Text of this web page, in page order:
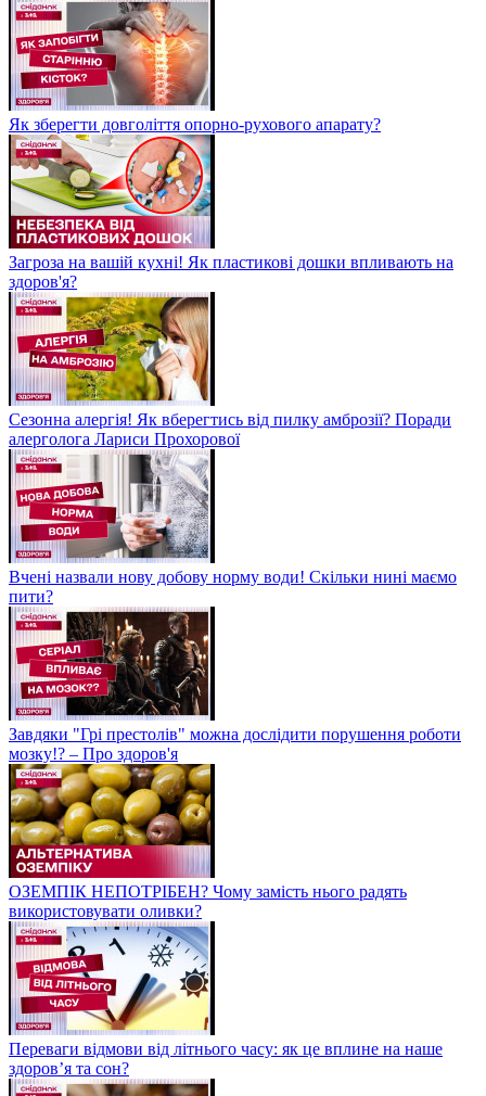
Як зберегти довголіття опорно-рухового апарату?
Загроза на вашій кухні! Як пластикові дошки впливають на
здоров'я?
Сезонна алергія! Як вберегтись від пилку амброзії? Поради
алерголога Лариси Прохорової
Вчені назвали нову добову норму води! Скільки нині маємо
пити?
Завдяки "Грі престолів" можна дослідити порушення роботи
мозку!? – Про здоров'я
ОЗЕМПІК НЕПОТРІБЕН? Чому замість нього радять
використовувати оливки?
Переваги відмови від літнього часу: як це вплине на наше
здоров’я та сон?